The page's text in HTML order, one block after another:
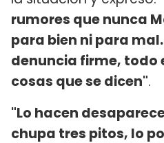
rumores que nunca
para bien ni para
denuncia firme, todo
cosas que se dicen".
"Lo hacen
chupa tres pitos, lo